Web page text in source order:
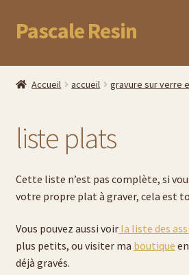
Aller
à
navigation
Aller
au
Pascale Resin
Accueil
Commande
Panier
Suivez votre commande
Accueil accueil gravure sur verre
liste plats
Cette liste n’est pas complète, si
votre propre plat à graver, cela est
Vous pouvez aussi voirla liste des
plus petits, ou visiter ma boutique
déjà gravés.